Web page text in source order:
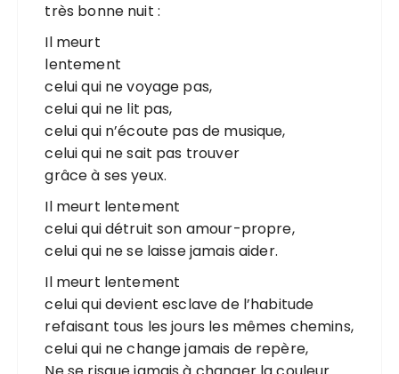
très bonne nuit :
Il meurt
lentement
celui qui ne voyage pas,
celui qui ne lit pas,
celui qui n’écoute pas de musique,
celui qui ne sait pas trouver
grâce à ses yeux.
Il meurt lentement
celui qui détruit son amour-propre,
celui qui ne se laisse jamais aider.
Il meurt lentement
celui qui devient esclave de l’habitude
refaisant tous les jours les mêmes chemins,
celui qui ne change jamais de repère,